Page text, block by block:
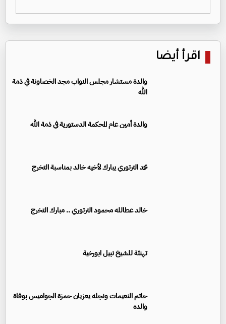
اقرأ أيضا
والدة مستشار مجلس النواب مجد الخصاونة في ذمة
الله
والدة أمين عام المحكمة الدستورية في ذمة الله
محمد الترتوري يبارك لأخيه خالد بمناسبة التخرج
خالد عطالله محمود الترتوري .. مبارك التخرج
تهنئة للشيخ نبيل ابورخية
حاتم النعيمات ونجله يعزيان حمزة الجواميس بوفاة
والده